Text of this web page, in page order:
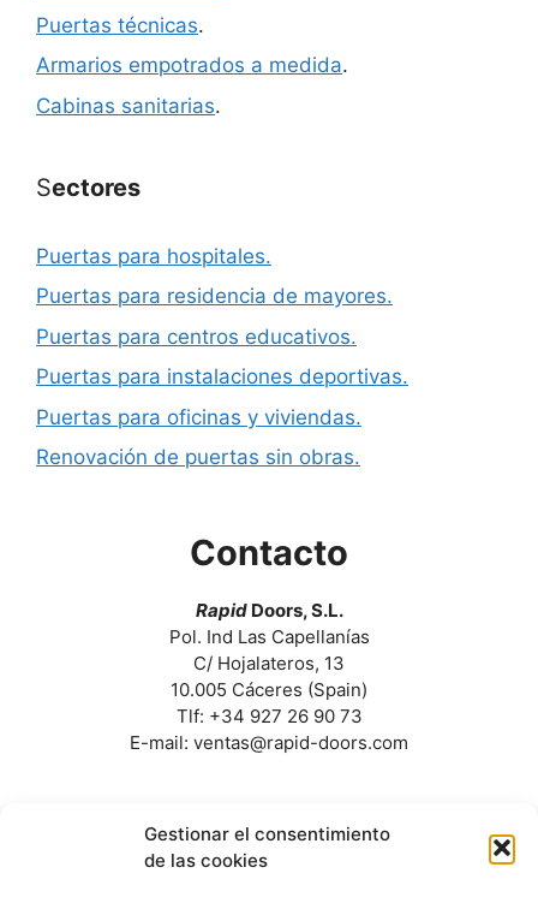
Gestionar el consentimiento
de las cookies
Puertas técnicas.
Armarios empotrados a medida.
Cabinas sanitarias.
Sectores
Puertas para hospitales.
Puertas para residencia de mayores.
Puertas para centros educativos.
Puertas para instalaciones deportivas.
Puertas para oficinas y viviendas.
Renovación de puertas sin obras.
Contacto
RapidDoors, S.L.
Pol. Ind Las Capellanías
C/ Hojalateros, 13
10.005 Cáceres (Spain)
Tlf: +34 927 26 90 73
E-mail: ventas@rapid-doors.com